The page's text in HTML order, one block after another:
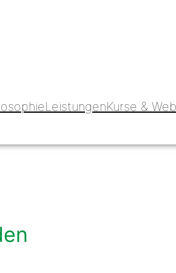
LeistungenKurse &